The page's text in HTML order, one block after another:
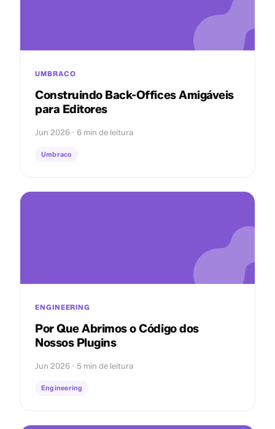
UMBRACO
Construindo Back-Offices Amigáveis
para Editores
Jun 2026 · 6 min de leitura
Umbraco
ENGINEERING
Por Que Abrimos o Código dos
Nossos Plugins
Jun 2026 · 5 min de leitura
Engineering